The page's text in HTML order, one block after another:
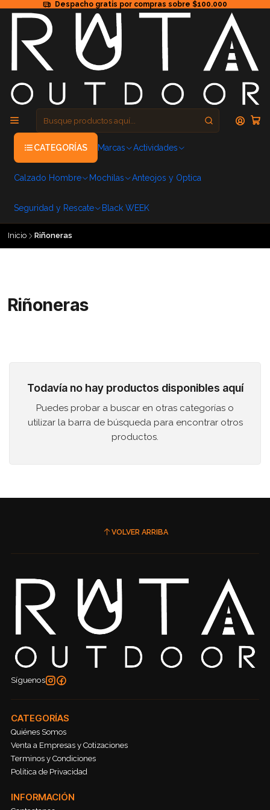
Despacho gratis por compras sobre $100.000
CATEGORÍAS Marcas Actividades
Calzado Hombre Mochilas Anteojos y Optica
Seguridad y Rescate Black WEEK
Inicio Riñoneras
Riñoneras
Todavía no hay productos disponibles aquí
Puedes probar a buscar en otras categorías o
utilizar la barra de búsqueda para encontrar otros
productos.
VOLVER ARRIBA
Síguenos
CATEGORÍAS
Quiénes Somos
Venta a Empresas y Cotizaciones
Terminos y Condiciones
Política de Privacidad
INFORMACIÓN